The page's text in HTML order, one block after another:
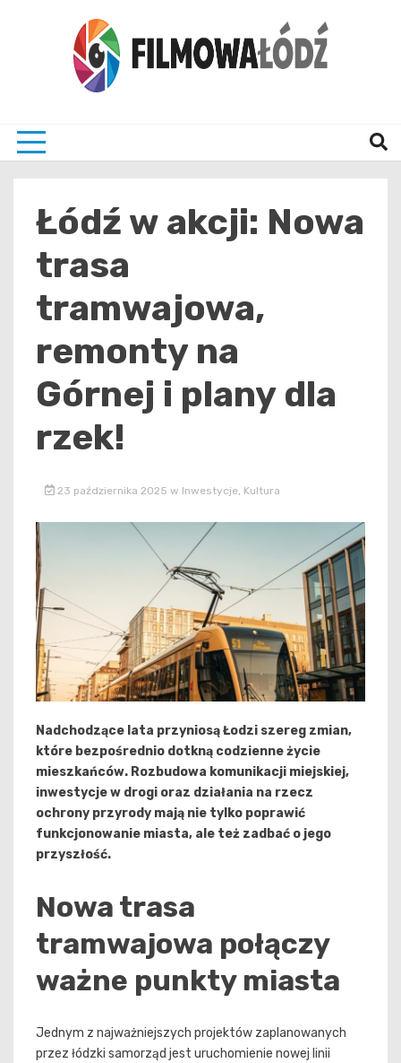
Łódź w akcji: Nowa
trasa
tramwajowa,
remonty na
Górnej i plany dla
rzek!
23 października 2025 w Inwestycje, Kultura
Nadchodzące lata przyniosą Łodzi szereg zmian,
które bezpośrednio dotkną codzienne życie
mieszkańców. Rozbudowa komunikacji miejskiej,
inwestycje w drogi oraz działania na rzecz
ochrony przyrody mają nie tylko poprawić
funkcjonowanie miasta, ale też zadbać o jego
przyszłość.
Nowa trasa
tramwajowa połączy
ważne punkty miasta
Jednym z najważniejszych projektów zaplanowanych
przez łódzki samorząd jest uruchomienie nowej linii